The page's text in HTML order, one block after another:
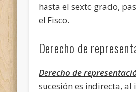
hasta el sexto grado,
el Fisco.
Derecho de
Derecho de
sucesión es indirecta, al